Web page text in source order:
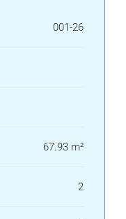
001-26
67.93 m²
2